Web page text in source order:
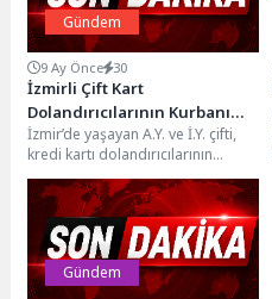
Gündem
9 Ay Önce 30
İzmirli Çift Kart
Dolandırıcılarının Kurbanı
Oldu
İzmir’de yaşayan A.Y. ve İ.Y. çifti,
kredi kartı dolandırıcılarının
tuzağına düşerek büyük bir
mağduriyet yaşadılar....
Gündem